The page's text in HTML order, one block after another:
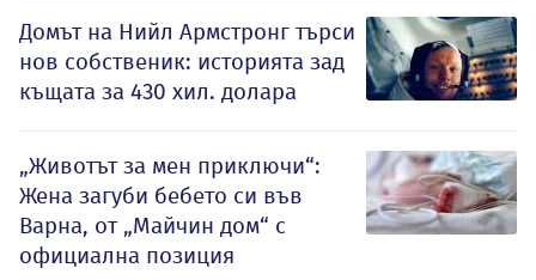
Домът на Нийл Армстронг търси
нов собственик: историята зад
къщата за 430 хил. долара
„Животът за мен приключи“:
Жена загуби бебето си във
Варна, от „Майчин дом“ с
официална позиция